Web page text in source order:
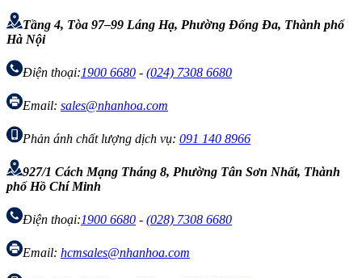
Tầng 4, Tòa 97–99 Láng Hạ, Phường Đống Đa, Thành phố
Hà Nội
Điện thoại:1900 6680 - (024) 7308 6680
Email: sales@nhanhoa.com
Phản ánh chất lượng dịch vụ: 091 140 8966
927/1 Cách Mạng Tháng 8, Phường Tân Sơn Nhất, Thành
phố Hồ Chí Minh
Điện thoại:1900 6680 - (028) 7308 6680
Email: hcmsales@nhanhoa.com